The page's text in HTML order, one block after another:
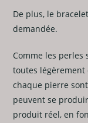
De plus, le
demandée.
Comme les
toutes
chaque pierre
peuvent se
produit réel, en